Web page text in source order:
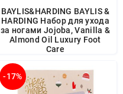
BAYLIS&HARDING BAYLIS &
HARDING Набор для ухода
за ногами Jojoba, Vanilla &
Almond Oil Luxury Foot
Care
-17%